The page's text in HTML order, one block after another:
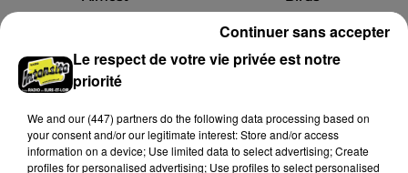
A LA UNE
Le respect de votre vie privée est notre
priorité
We and our (447) partnersdo the following data processing based on
your consent and/or our legitimate interest: Store and/or access
information on a device; Use limited data to select advertising; Create
profiles for personalised advertising; Use profiles to select personalised
Continuer sans accepter